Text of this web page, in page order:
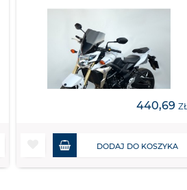
440,69 ZŁ
DODAJ DO KOSZYKA